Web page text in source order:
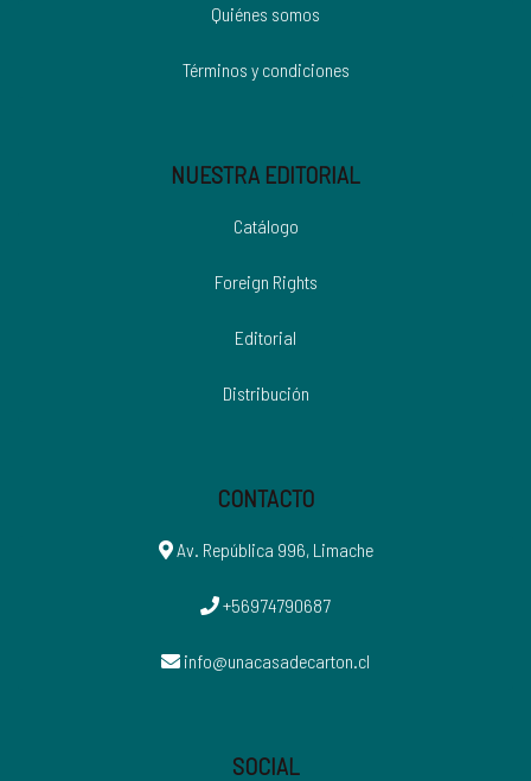
Quiénes somos
Términos y condiciones
NUESTRA EDITORIAL
Catálogo
Foreign Rights
Editorial
Distribución
CONTACTO
Av. República 996, Limache
+56974790687
info@unacasadecarton.cl
SOCIAL